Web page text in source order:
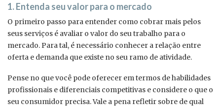
1. Entenda seu valor para o mercado
O primeiro passo para entender como cobrar mais pelos
seus serviços é avaliar o valor do seu trabalho para o
mercado. Para tal, é necessário conhecer a relação entre
oferta e demanda que existe no seu ramo de atividade.
Pense no que você pode oferecer em termos de habilidades
profissionais e diferenciais competitivas e considere o que o
seu consumidor precisa. Vale a pena refletir sobre de qual